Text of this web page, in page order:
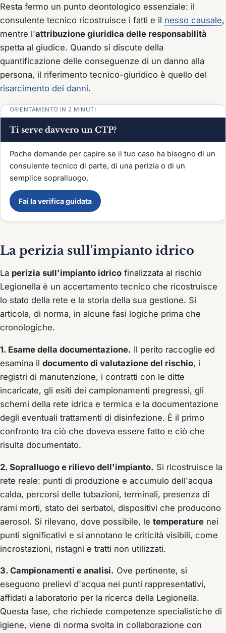
Resta fermo un punto deontologico essenziale: il
consulente tecnico ricostruisce i fatti e il nesso causale,
mentre l'attribuzione giuridica delle responsabilità
spetta al giudice. Quando si discute della
quantificazione delle conseguenze di un danno alla
persona, il riferimento tecnico-giuridico è quello del
risarcimento dei danni.
ORIENTAMENTO IN 2 MINUTI
Ti serve davvero un CTP?
Poche domande per capire se il tuo caso ha bisogno di un
consulente tecnico di parte, di una perizia o di un
semplice sopralluogo.
Fai la verifica guidata
La perizia sull'impianto idrico
La perizia sull'impianto idrico finalizzata al rischio
Legionella è un accertamento tecnico che ricostruisce
lo stato della rete e la storia della sua gestione. Si
articola, di norma, in alcune fasi logiche prima che
cronologiche.
1. Esame della documentazione. Il perito raccoglie ed
esamina il documento di valutazione del rischio, i
registri di manutenzione, i contratti con le ditte
incaricate, gli esiti dei campionamenti pregressi, gli
schemi della rete idrica e termica e la documentazione
degli eventuali trattamenti di disinfezione. È il primo
confronto tra ciò che doveva essere fatto e ciò che
risulta documentato.
2. Sopralluogo e rilievo dell'impianto. Si ricostruisce la
rete reale: punti di produzione e accumulo dell'acqua
calda, percorsi delle tubazioni, terminali, presenza di
rami morti, stato dei serbatoi, dispositivi che producono
aerosol. Si rilevano, dove possibile, le temperature nei
punti significativi e si annotano le criticità visibili, come
incrostazioni, ristagni e tratti non utilizzati.
3. Campionamenti e analisi. Ove pertinente, si
eseguono prelievi d'acqua nei punti rappresentativi,
affidati a laboratorio per la ricerca della Legionella.
Questa fase, che richiede competenze specialistiche di
igiene, viene di norma svolta in collaborazione con